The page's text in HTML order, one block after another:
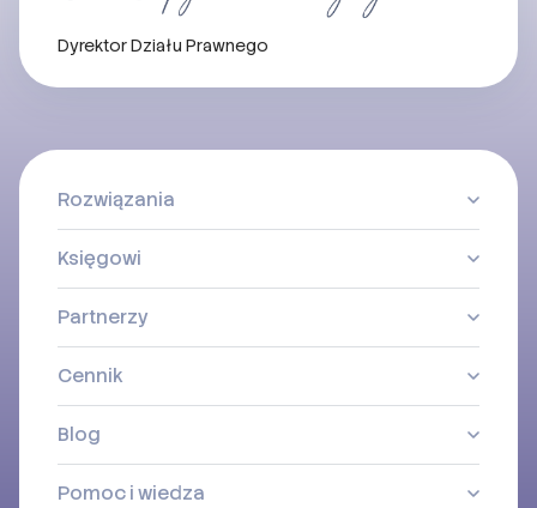
Dyrektor Działu Prawnego
Rozwiązania
Księgowi
Partnerzy
Cennik
Blog
Pomoc i wiedza